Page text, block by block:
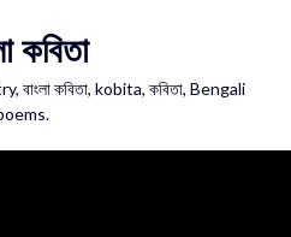
কবিতা
কবিতা, kobita, কবিতা, Bengali